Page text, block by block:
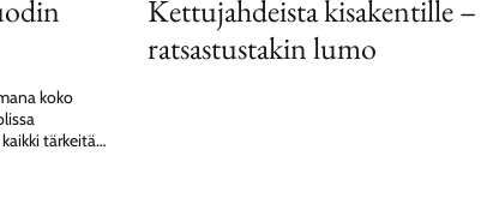
koko
tärkeitä
Kettujahdeista kisakentille –
ratsastustakin lumo